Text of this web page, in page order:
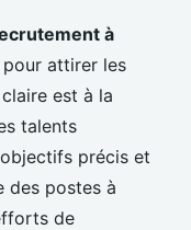
à
attirer les
est à la
talents
précis et
des postes à
de